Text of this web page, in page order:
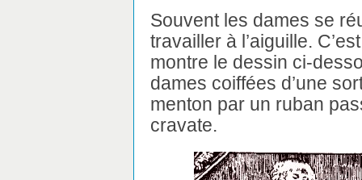
Souvent les dames se
travailler à l’aiguille.
montre le dessin ci-
dames coiffées d’une
menton par un ruban
cravate.